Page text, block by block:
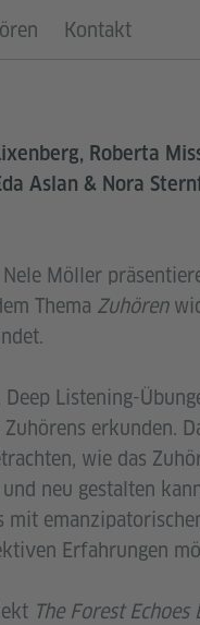
Kontakt
Roberta
Aslan & Nora
Möller
Thema Zuhören
Listening-
erkunden.
wie das
neu gestalten
mit
Erfahrungen
The Forest Echoes